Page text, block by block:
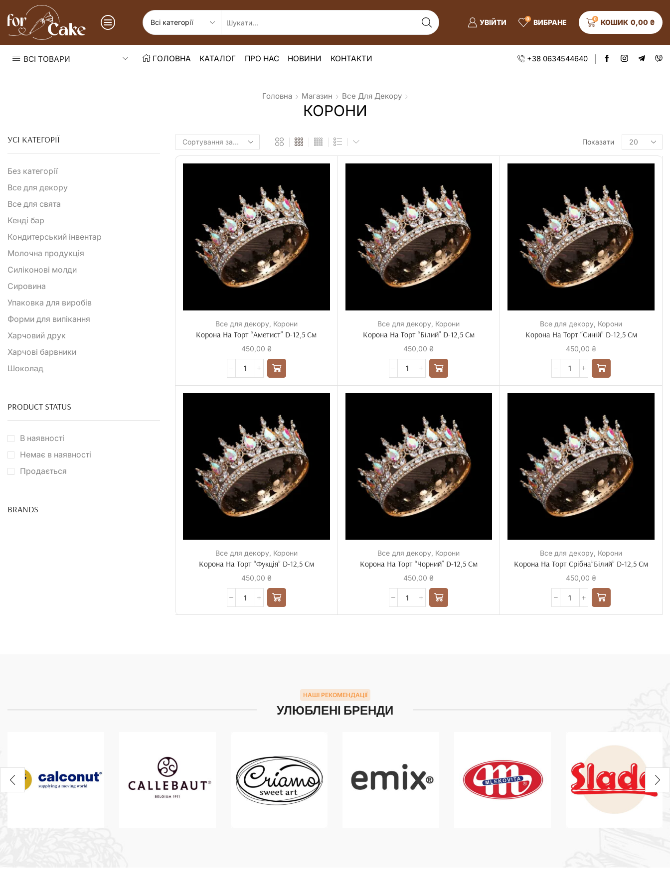
УВІЙТИ 0 ВИБРАНЕ 0 КОШИК 0,00 ₴
ВСІ ТОВАРИ ГОЛОВНА КАТАЛОГ ПРО НАС НОВИНИ КОНТАКТИ +38 0634544640
Головна Магазин Все Для Декору
КОРОНИ
Показати
Все для декору, Корони
Корона На Торт “Аметист” D-12,5 См
450,00 ₴
Все для декору Корони
Корона На Торт “Білий” D-12,5 См
450,00 ₴
Все для декору Корони
Корона На Торт “Синій” D-12,5 См
450,00 ₴
Все для декору, Корони
Корона На Торт “Фукція” D-12,5 См
450,00 ₴
Все для декору Корони
Корона На Торт “Чорний” D-12,5 См
450,00 ₴
Все для декору Корони
Корона На Торт Срібна”Білий” D-12,5 См
450,00 ₴
УСІ КАТЕГОРІЇ
Без категорії
Все для декору
Все для свята
Кенді бар
Кондитерський інвентар
Молочна продукція
Силіконові молди
Сировина
Упаковка для виробів
Форми для випікання
Харчовий друк
Харчові барвники
Шоколад
PRODUCT STATUS
В наявності
Немає в наявності
Продається
BRANDS
НАШІ РЕКОМЕНДАЦІЇ
УЛЮБЛЕНІ БРЕНДИ